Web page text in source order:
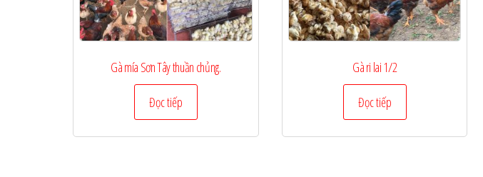
Gà mía Sơn Tây thuần chủng.
Đọc tiếp
Gà ri lai 1/2
Đọc tiếp